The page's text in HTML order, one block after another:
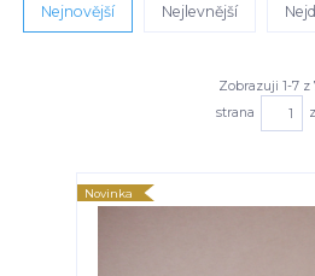
Nejnovější Nejlevnější
Zobrazuji 1-7 z
strana
Novinka